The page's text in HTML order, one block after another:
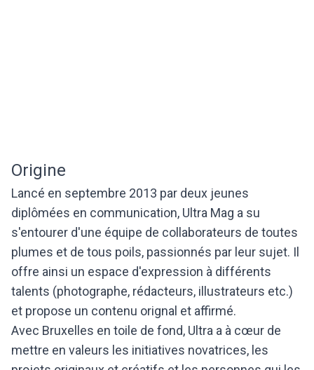
Origine
Lancé en septembre 2013 par deux jeunes
diplômées en communication, Ultra Mag a su
s'entourer d'une équipe de collaborateurs de toutes
plumes et de tous poils, passionnés par leur sujet. Il
offre ainsi un espace d'expression à différents
talents (photographe, rédacteurs, illustrateurs etc.)
et propose un contenu orignal et affirmé.
Avec Bruxelles en toile de fond, Ultra a à cœur de
mettre en valeurs les initiatives novatrices, les